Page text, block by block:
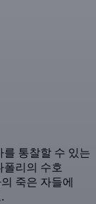
통찰할 수 있는
폴리의 수호
죽은 자들에